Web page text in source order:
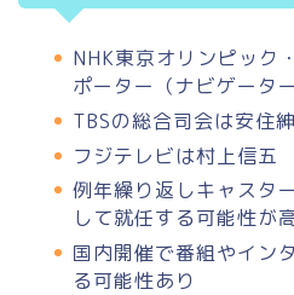
NHK東京オリンピック
ポーター（ナビゲータ
TBSの総合司会は安住
フジテレビは村上信五
例年繰り返しキャスタ
して就任する可能性が
国内開催で番組やイン
る可能性あり